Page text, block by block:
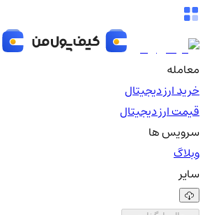
معامله
خرید ارز دیجیتال
قیمت ارز دیجیتال
سرویس ها
وبلاگ
سایر